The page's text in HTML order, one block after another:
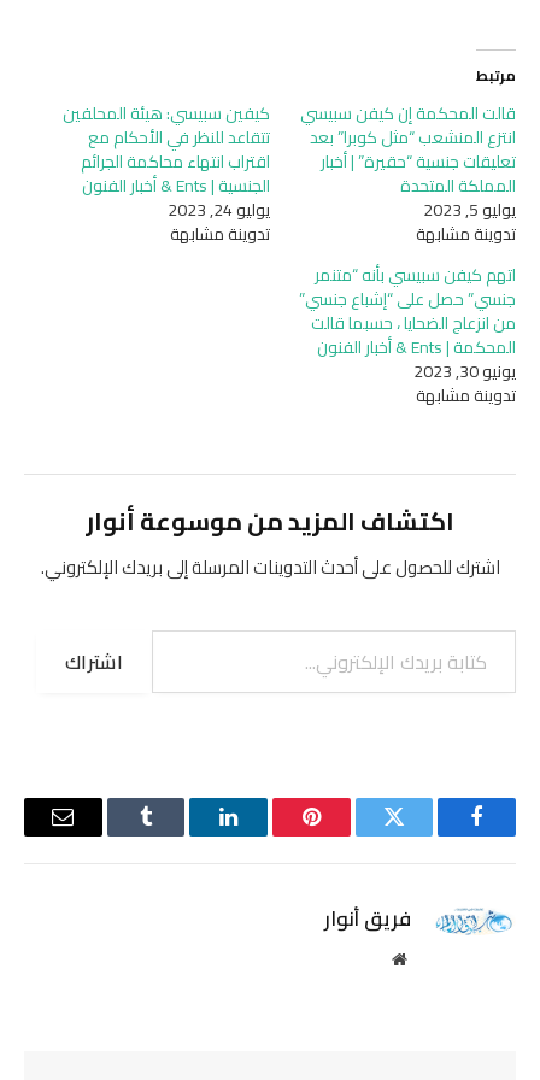
مرتبط
قالت المحكمة إن كيفن سبيسي
انتزع المنشعب “مثل كوبرا” بعد
تعليقات جنسية “حقيرة” | أخبار
المملكة المتحدة
يوليو 5, 2023
تدوينة مشابهة
كيفين سبيسي: هيئة المحلفين
تتقاعد للنظر في الأحكام مع
اقتراب انتهاء محاكمة الجرائم
الجنسية | Ents & أخبار الفنون
يوليو 24, 2023
تدوينة مشابهة
اتهم كيفن سبيسي بأنه “متنمر
جنسي” حصل على “إشباع جنسي”
من انزعاج الضحايا ، حسبما قالت
المحكمة | Ents & أخبار الفنون
يونيو 30, 2023
تدوينة مشابهة
اكتشاف المزيد من موسوعة أنوار
اشترك للحصول على أحدث التدوينات المرسلة إلى بريدك الإلكتروني.
كتابة بريدك الإلكتروني...
اشتراك
فيسبوك تويتر بينتيريستلينكدإن Tumblr
البريد
فريق أنوار
موقع